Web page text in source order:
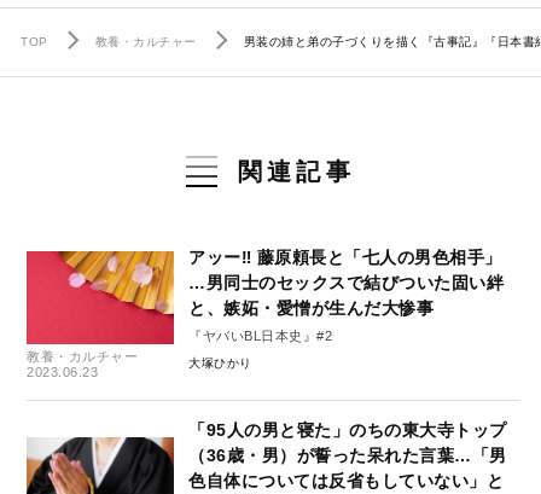
TOP 教養・カルチャー 男装の姉と弟の子づくりを描く『古事記』『日本
関連記事
教養・カルチャー
2023.06.23
アッー‼ 藤原頼長と「七人の男色相手」
…男同士のセックスで結びついた固い絆
と、嫉妬・愛憎が生んだ大惨事
『ヤバいBL日本史』#2
大塚ひかり
「95人の男と寝た」のちの東大寺トップ
（36歳・男）が誓った呆れた言葉…「男
色自体については反省もしていない」と